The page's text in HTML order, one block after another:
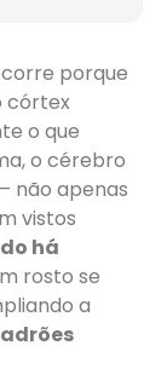
porque
córtex
o que
o cérebro
não apenas
vistos
há
rosto se
a